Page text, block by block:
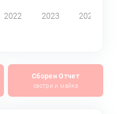
2022 2023 2024
Сборен Отчет
сестри и майка